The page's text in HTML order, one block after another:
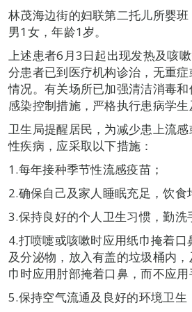
林茂海边街的妇联第二托儿所婴
男1女，年龄1岁。
上述患者6月3日起出现发热及咳
分患者已到医疗机构诊治，无重
情况。有关场所已加强清洁消毒
感染控制措施，严格执行患病学生
卫生局提醒居民，为减少患上流
性疾病，应采取以下措施：
1.​每年接种季节性流感疫苗；
2.​确保自己及家人睡眠充足，饮食
3.​保持良好的个人卫生习惯，勤洗
4.​打喷嚏或咳嗽时应用纸巾掩着口
及分泌物，放入有盖的垃圾桶内
巾时应用肘部掩着口鼻，而不应用
5.​保持空气流通及良好的环境卫生